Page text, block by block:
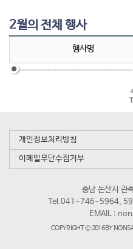
2월의 전체 행사
행사명
개인정보처리방침
이메일무단수집거부
충남 논산시
Tel.041-746-5964,
EMAIL :
COPYRIGHT © 2016 BY